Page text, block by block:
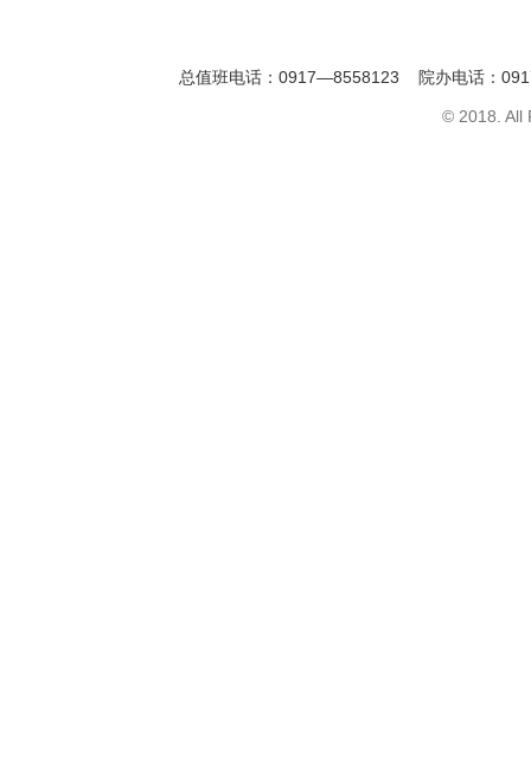
总值班电话：0917—8558123 院办电话：
© 2018. All